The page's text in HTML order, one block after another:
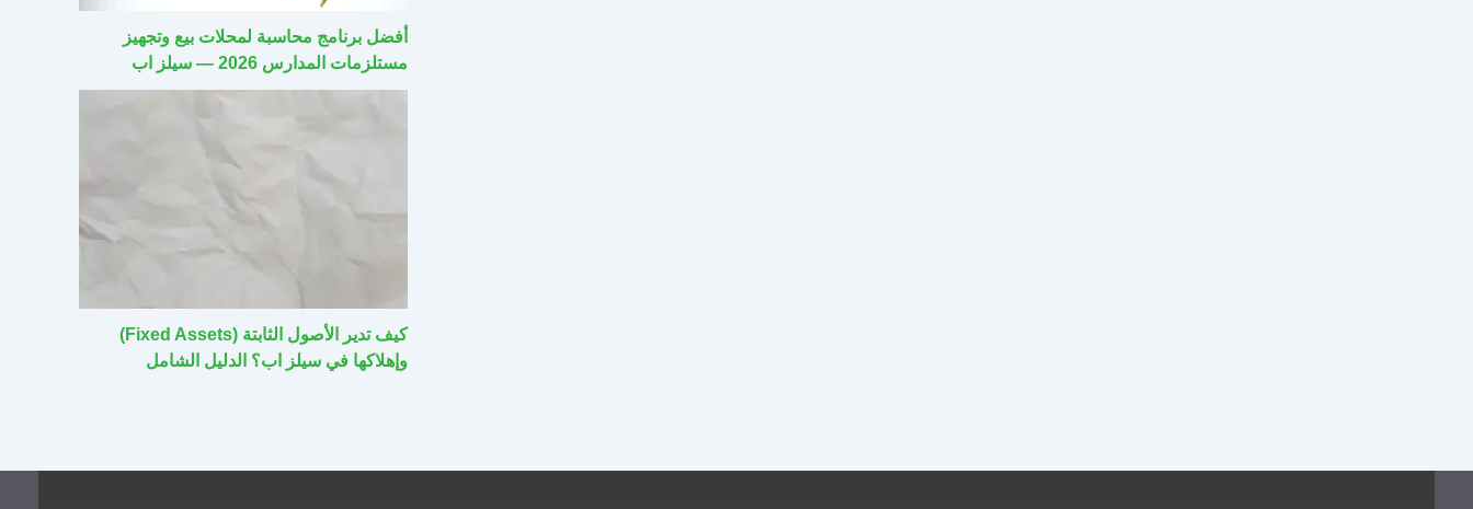
أفضل برنامج محاسبة لمحلات بيع وتجهيز
مستلزمات المدارس 2026 — سيلز اب
كيف تدير الأصول الثابتة (Fixed Assets)
وإهلاكها في سيلز اب؟ الدليل الشامل